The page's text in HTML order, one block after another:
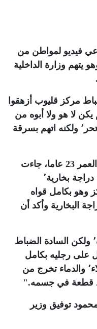
فيديو لمواطن من
قليوب بمحافظة القليوبية٬ وهو يتهم وزارة الداخلية
.
مركز قليوب أزهقوا
والذي لم يكن لا هو ولا أبوه من
أرباب السوابق، ولا عليهم محضر تحر٬ ولكنه اتهم بسرقة
وأضاف أن "الشاب الذي يبلغ من العمر 23 عاما، جاءت
سيارة شرطة وأخذته بتهمة سرقة دراجة بخارية٬
وهو بكامل قواه
البخارية وأكد أن
وتابع "أنه من المفترض أن يتركوه٬ ولكن السادة الضباط
على رجليه بكامل
صحته، وخرج من المستشفى أشلاء٬ والدماء تخرج من
قطعة في جسمه".
توفيق وزير